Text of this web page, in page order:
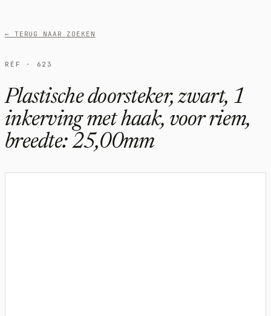
← TERUG NAAR ZOEKEN
RÉF · 623
Plastische doorsteker, zwart, 1
inkerving met haak, voor riem,
breedte: 25,00mm